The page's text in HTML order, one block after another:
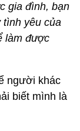
gia đình, bạn
tình yêu của
làm được
người khác
biết mình là